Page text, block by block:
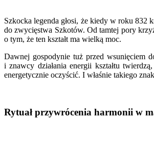
Szkocka legenda głosi, że kiedy w roku 832
do zwycięstwa Szkotów. Od tamtej pory
o tym, że ten kształt ma wielką moc.
Dawnej gospodynie tuż przed wsunięciem
i znawcy działania energii kształtu
energetycznie oczyścić. I właśnie takiego
Rytuał przywrócenia harmonii w